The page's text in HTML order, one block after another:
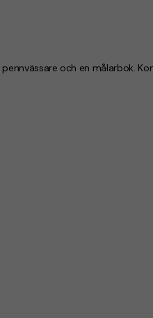
och en målarbok.